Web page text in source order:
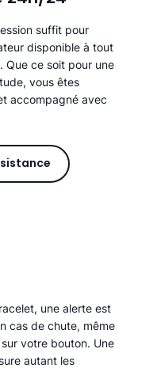
suffit pour
disponible à tout
Que ce soit pour une
vous êtes
accompagné avec
une alerte est
cas de chute, même
votre bouton. Une
autant les